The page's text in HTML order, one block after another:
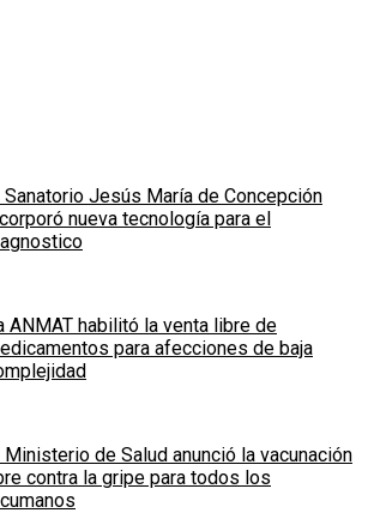
Sanatorio Jesús María de Concepción
nueva tecnología para el
ANMAT habilitó la venta libre de
para afecciones de baja
Ministerio de Salud anunció la vacunación
contra la gripe para todos los